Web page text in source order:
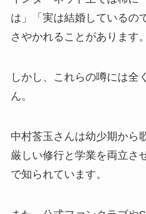
は」「実は結婚しているの
さやかれることがあります。
しかし、これらの噂には全
ん。
中村莟玉さんは幼少期から
厳しい修行と学業を両立さ
で知られています。